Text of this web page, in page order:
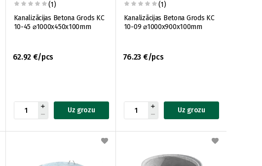
(1)
Kanalizācijas Betona Grods KC
10-45 ⌀1000x450x100mm
62.92 €/pcs
Uz grozu
(1)
Kanalizācijas Betona Grods KC
10-09 ⌀1000x900x100mm
76.23 €/pcs
Uz grozu